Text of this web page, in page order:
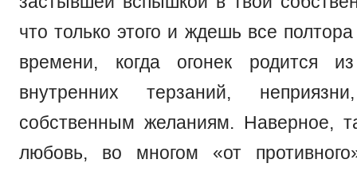
что только этого и ждешь все
времени, когда огонек родится
внутренних терзаний,
собственным желаниям. Наверное,
любовь, во многом «от